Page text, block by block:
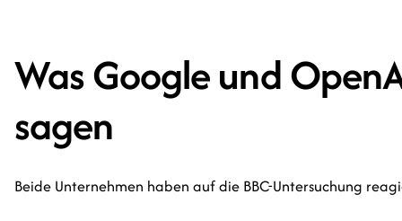
Was Google und
sagen
Beide Unternehmen haben auf die BBC-Untersuchung